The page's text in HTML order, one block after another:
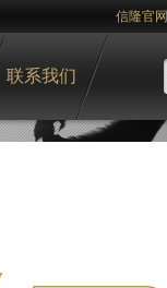
信隆官网
联系我们